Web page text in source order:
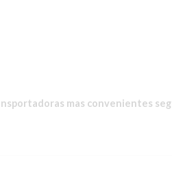
mas convenientes